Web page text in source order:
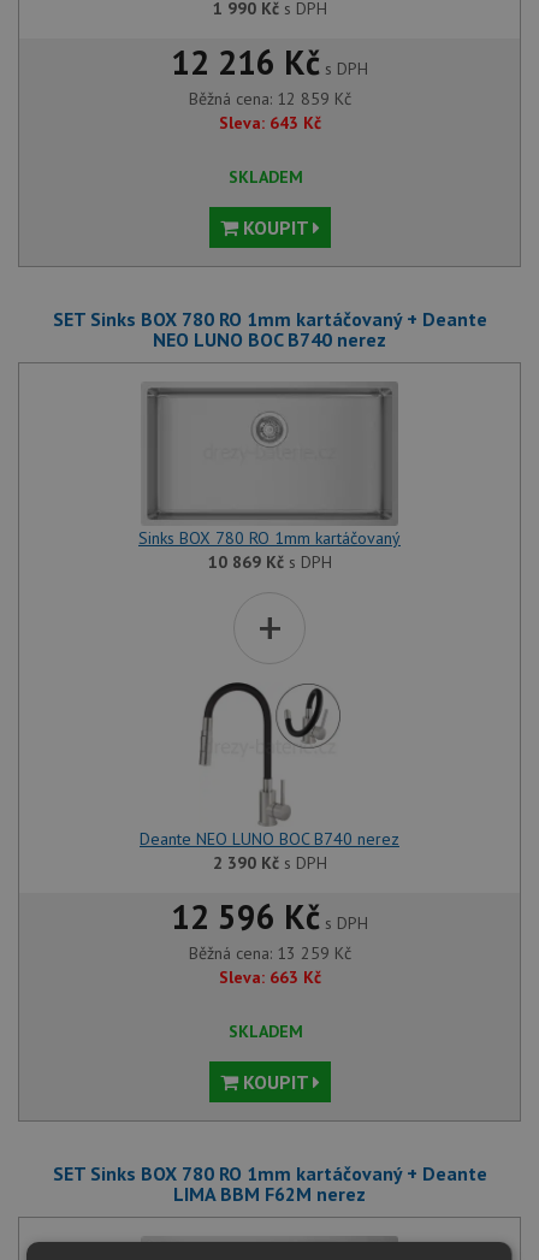
1 990 Kčs DPH
12 216 Kč s DPH
Běžná cena: 12 859 Kč
Sleva: 643 Kč
SKLADEM
KOUPIT
SET Sinks BOX 780 RO 1mm kartáčovaný + Deante
NEO LUNO BOC B740 nerez
Sinks BOX 780 RO 1mm kartáčovaný
10 869 Kčs DPH
+
Deante NEO LUNO BOC B740 nerez
2 390 Kčs DPH
12 596 Kč s DPH
Běžná cena: 13 259 Kč
Sleva: 663 Kč
SKLADEM
KOUPIT
SET Sinks BOX 780 RO 1mm kartáčovaný + Deante
LIMA BBM F62M nerez